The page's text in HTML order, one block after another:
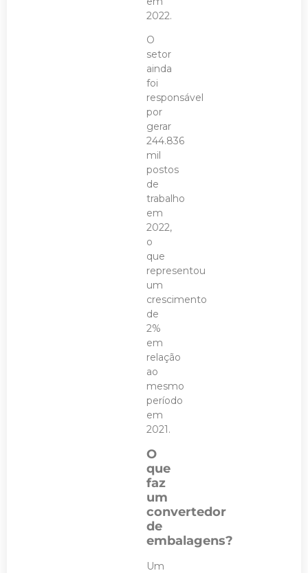
2022.
O
setor
ainda
foi
responsável
por
gerar
244.836
mil
postos
de
trabalho
em
2022,
o
que
representou
um
crescimento
de
2%
em
relação
ao
mesmo
período
em
2021.
O
que
faz
um
convertedor
de
embalagens?
Um